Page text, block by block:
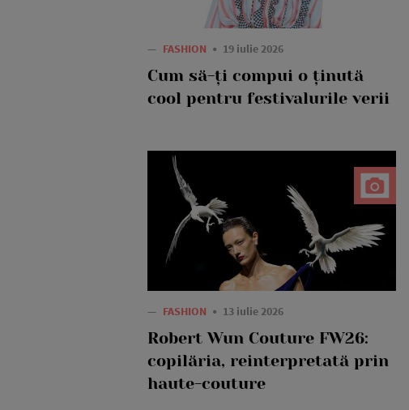
— FASHION 19 iulie 2026
Cum să-ți compui o ținută
cool pentru festivalurile verii
— FASHION 13 iulie 2026
Robert Wun Couture FW26:
copilăria, reinterpretată prin
haute-couture